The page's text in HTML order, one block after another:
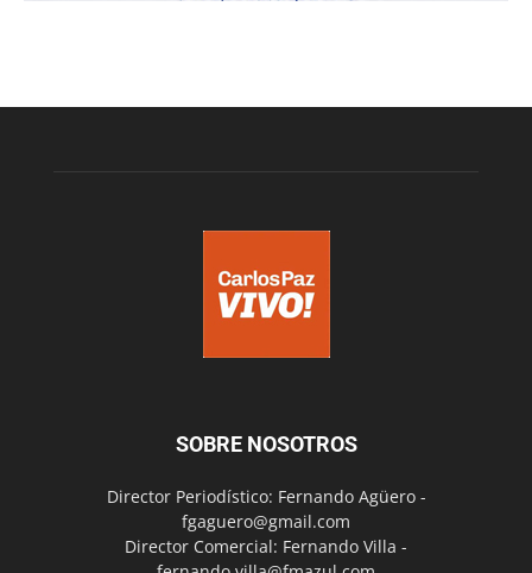
SOBRE NOSOTROS
Director Periodístico: Fernando Agüero -
fgaguero@gmail.com
Director Comercial: Fernando Villa -